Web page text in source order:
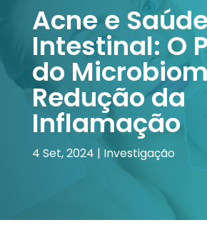
Acne e Saúde
Intestinal: O
do
Redução da
Inflamação
4 Set, 2024 | Investigação